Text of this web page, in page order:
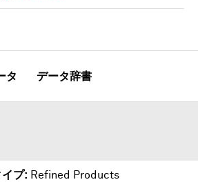
タ データ辞書
イプ Refined Products